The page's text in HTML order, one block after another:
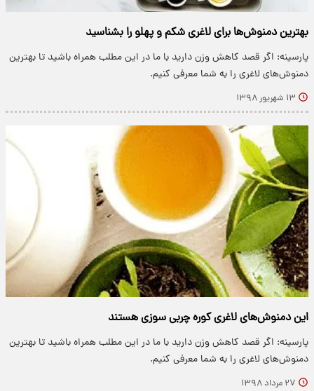
بهترین دمنوش‌ها برای لاغری شکم و پهلو را بشناسید
پارسینه: اگر قصد کاهش وزن دارید با ما در این مطلب همراه باشید تا بهترین
دمنوش‌های لاغری را به شما معرفی کنیم.
۱۳ شهریور ۱۳۹۸
این دمنوش‌های لاغری کوره چربی سوزی هستند
پارسینه: اگر قصد کاهش وزن دارید با ما در این مطلب همراه باشید تا بهترین
دمنوش‌های لاغری را به شما معرفی کنیم.
۲۷ مرداد ۱۳۹۸